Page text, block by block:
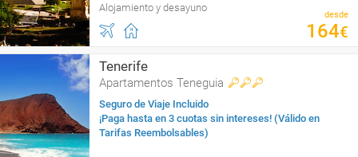
Alojamiento y desayuno
desde
164€
Tenerife
Apartamentos Teneguia
Seguro de Viaje Incluido
¡Paga hasta en 3 cuotas sin intereses! (Válido en
Tarifas Reembolsables)